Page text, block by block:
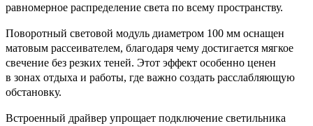
равномерное распределение света по всему пространству.
Поворотный световой модуль диаметром 100 мм оснащен
матовым рассеивателем, благодаря чему достигается мягкое
свечение без резких теней. Этот эффект особенно ценен
в зонах отдыха и работы, где важно создать расслабляющую
обстановку.
Встроенный драйвер упрощает подключение светильника